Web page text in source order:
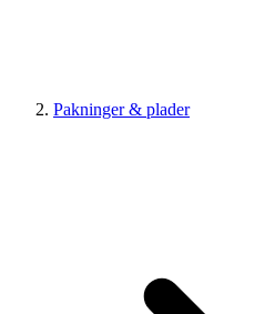
Pakninger & plader